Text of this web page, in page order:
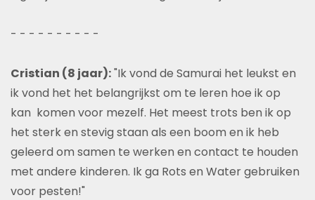
- - - - - - - - - -
Cristian (8 jaar):"Ik vond de Samurai het leukst en
ik vond het het belangrijkst om te leren hoe ik op
kan komen voor mezelf. Het meest trots ben ik op
het sterk en stevig staan als een boom en ik heb
geleerd om samen te werken en contact te houden
met andere kinderen. Ik ga Rots en Water gebruiken
voor pesten!"